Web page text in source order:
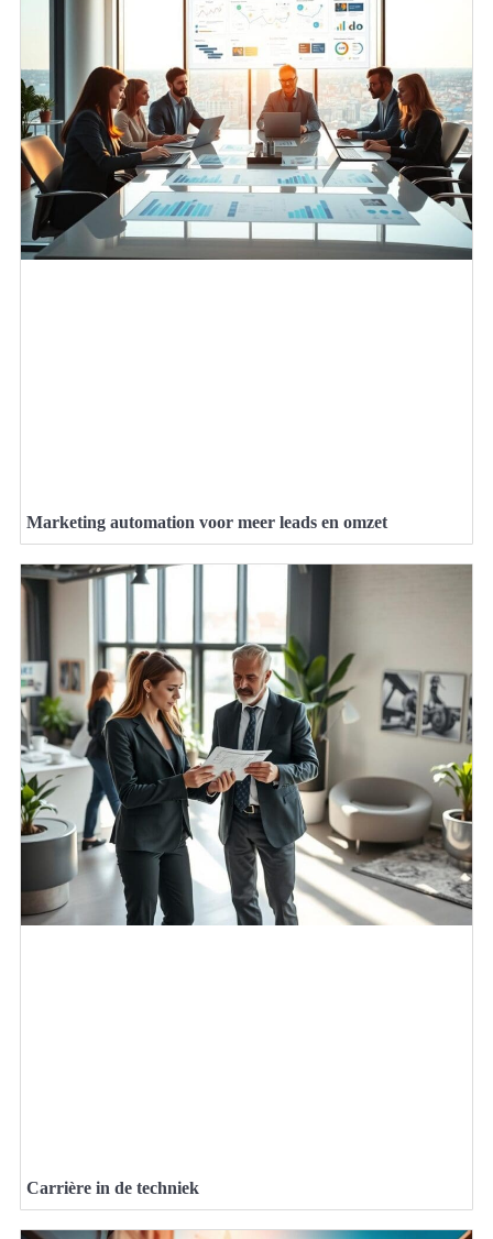
Marketing automation voor meer leads en omzet
Carrière in de techniek